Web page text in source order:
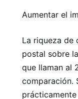
Aumentar el
La riqueza de
postal sobre
que llaman al
comparación.